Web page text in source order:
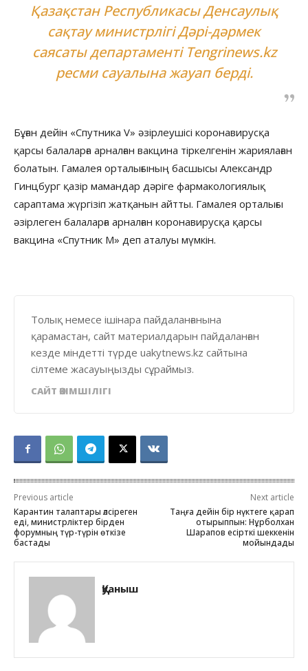
Қазақстан Республикасы Денсаулық
сақтау министрлігі Дәрі-дәрмек
саясаты департаменті Tengrinews.kz
ресми сауалына жауап берді.
Бұған дейін «Спутника V» әзірлеушісі коронавирусқа
қарсы балаларға арналған вакцина тіркелгенін жариялаған
болатын. Гамалея орталығының басшысы Александр
Гинцбург қазір мамандар дәріге фармакологиялық
сараптама жүргізіп жатқанын айтты. Гамалея орталығы
әзірлеген балаларға арналған коронавирусқа қарсы
вакцина «Спутник М» деп аталуы мүмкін.
Толық немесе ішінара пайдаланғанына
қарамастан, сайт материалдарын пайдаланған
кезде міндетті түрде uakytnews.kz сайтына
сілтеме жасауыңызды сұраймыз.
САЙТ ӘКІМШІЛІГІ
Previous article
Карантин талаптары әлсіреген
еді, министрліктер бірден
форумның түр-түрін өткізе
бастады
Next article
Таңға дейін бір нүктеге қарап
отырыппын: Нұрболхан
Шарапов есірткі шеккенін
мойындады
Қуаныш